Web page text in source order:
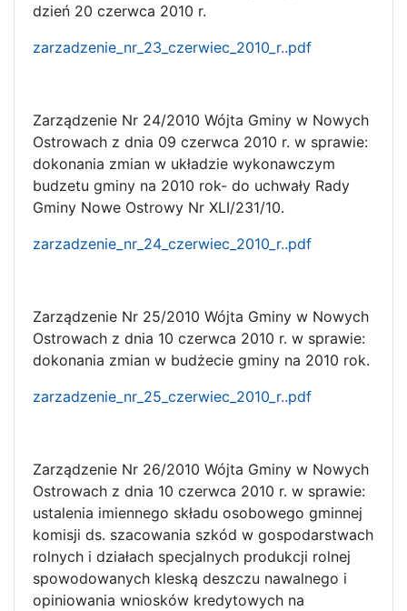
dzień 20 czerwca 2010 r.
zarzadzenie_nr_23_czerwiec_2010_r..pdf
Zarządzenie Nr 24/2010 Wójta Gminy w Nowych
Ostrowach z dnia 09 czerwca 2010 r. w sprawie:
dokonania zmian w układzie wykonawczym
budzetu gminy na 2010 rok- do uchwały Rady
Gminy Nowe Ostrowy Nr XLI/231/10.
zarzadzenie_nr_24_czerwiec_2010_r..pdf
Zarządzenie Nr 25/2010 Wójta Gminy w Nowych
Ostrowach z dnia 10 czerwca 2010 r. w sprawie:
dokonania zmian w budżecie gminy na 2010 rok.
zarzadzenie_nr_25_czerwiec_2010_r..pdf
Zarządzenie Nr 26/2010 Wójta Gminy w Nowych
Ostrowach z dnia 10 czerwca 2010 r. w sprawie:
ustalenia imiennego składu osobowego gminnej
komisji ds. szacowania szkód w gospodarstwach
rolnych i działach specjalnych produkcji rolnej
spowodowanych kleską deszczu nawalnego i
opiniowania wniosków kredytowych na